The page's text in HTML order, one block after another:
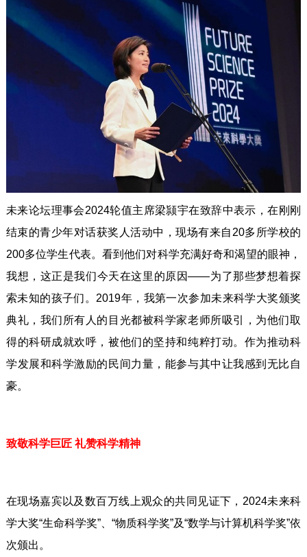
未来论坛理事会2024轮值主席梁颕宇在致辞中表示，在刚刚
结束的青少年对话获奖人活动中，现场有来自20多所学校的
200多位学生代表。看到他们对科学充满好奇和渴望的眼神，
我想，这正是我们今天在这里的原因——为了那些梦想着探
索未知的孩子们。2019年，我第一次参加未来科学大奖颁奖
典礼，我们所有人的目光都被科学家老师所吸引，为他们取
得的科研成就欢呼，被他们的坚持和纯粹打动。作为推动科
学发展和科学激励的民间力量，能参与其中让我感到无比自
豪。
致敬科学巨匠 礼赞科学精神
在现场嘉宾以及数百万线上观众的共同见证下，2024未来科
学大奖“生命科学奖”、“物质科学奖”及“数学与计算机科学奖”依
次颁出。